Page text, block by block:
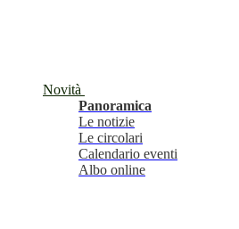
Novità
Panoramica
Le notizie
Le circolari
Calendario eventi
Albo online